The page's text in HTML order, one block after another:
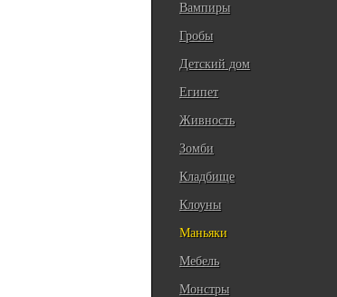
Вампиры
Гробы
Детский дом
Египет
Живность
Зомби
Кладбище
Клоуны
Маньяки
Мебель
Монстры